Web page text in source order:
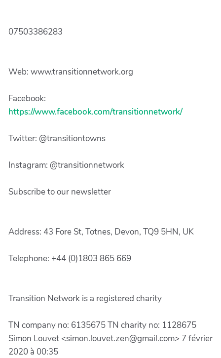
07503386283
Web: www.transitionnetwork.org
Facebook:
https://www.facebook.com/transitionnetwork/
Twitter: @transitiontowns
Instagram: @transitionnetwork
Subscribe to our newsletter
Address: 43 Fore St, Totnes, Devon, TQ9 5HN, UK
Telephone: +44 (0)1803 865 669
Transition Network is a registered charity
TN company no: 6135675 TN charity no: 1128675
Simon Louvet <simon.louvet.zen@gmail.com> 7 février
2020 à 00:35